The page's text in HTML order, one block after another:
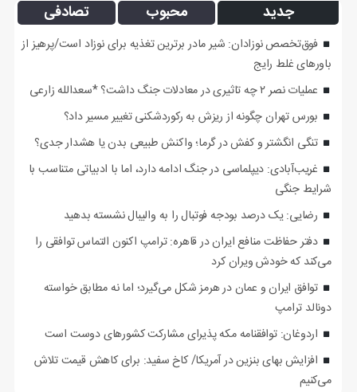
جدید محبوب تصادفی
فوق‌تخصص نوزادان: شیر مادر برترین تغذیه برای نوزاد است/پرهیز از
باورهای غلط رایج
عملیات نصر ۲ چه تاثیری در معادلات جنگ داشت؟ *سعدالله زارعی
بورس تهران چگونه از ریزش به رکوردشکنی تغییر مسیر داد؟
تنگی انگشتر و کفش در گرما؛ واکنش طبیعی بدن یا هشدار جدی؟
غریب‌آبادی: دیپلماسی در جنگ ادامه دارد، اما با ادبیاتی متناسب با
شرایط جنگی
رضایی: یک درصد بودجه فوتبال را به والیبال نشسته بدهید
دفتر حفاظت منافع ایران در قاهره: ترامپ اکنون التماس توافقی را
می‌کند که خودش ویران کرد
توافق ایران و عمان در هرمز شکل می‌گیرد؛ اما نه مطابق خواسته
دونالد ترامپ
اردوغان: توافقنامه مکه پذیرای مشارکت کشورهای دوست است
افزایش بهای بنزین در آمریکا/ کاخ سفید: برای کاهش قیمت تلاش
می‌کنیم